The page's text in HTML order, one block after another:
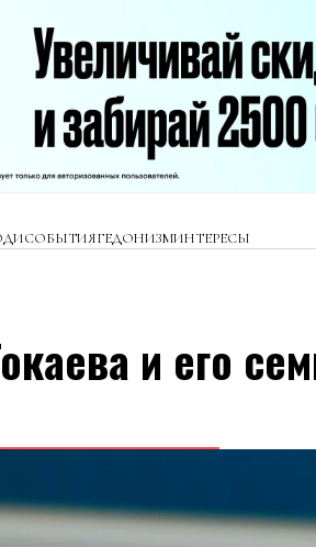
СОБЫТИЯГЕДОНИЗМИНТЕРЕСЫ
и его